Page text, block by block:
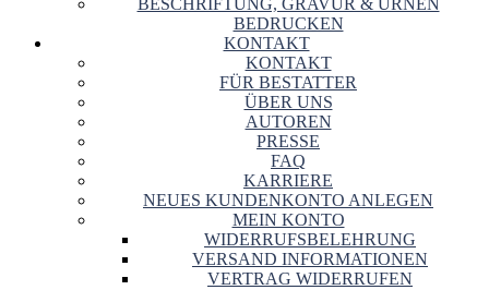
BESCHRIFTUNG, GRAVUR & URNEN
BEDRUCKEN
KONTAKT
KONTAKT
FÜR BESTATTER
ÜBER UNS
AUTOREN
PRESSE
FAQ
KARRIERE
NEUES KUNDENKONTO ANLEGEN
MEIN KONTO
WIDERRUFSBELEHRUNG
VERSAND INFORMATIONEN
VERTRAG WIDERRUFEN